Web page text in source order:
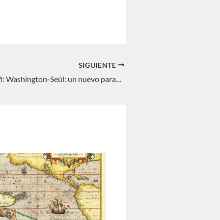
SIGUIENTE
INTERREGNUM: Washington-Seúl: un nuevo paradigma. Fernando Delage